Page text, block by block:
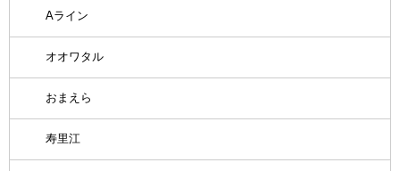
Aライン
オオワタル
おまえら
寿里江